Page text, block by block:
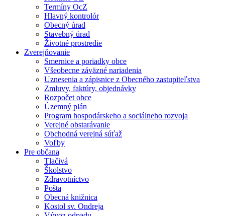
Termíny OcZ
Hlavný kontrolór
Obecný úrad
Stavebný úrad
Životné prostredie
Zverejňovanie
Smernice a poriadky obce
Všeobecne záväzné nariadenia
Uznesenia a zápisnice z Obecného zastupiteľstva
Zmluvy, faktúry, objednávky
Rozpočet obce
Územný plán
Program hospodárskeho a sociálneho rozvoja
Verejné obstarávanie
Obchodná verejná súťaž
Voľby
Pre občana
Tlačivá
Školstvo
Zdravotníctvo
Pošta
Obecná knižnica
Kostol sv. Ondreja